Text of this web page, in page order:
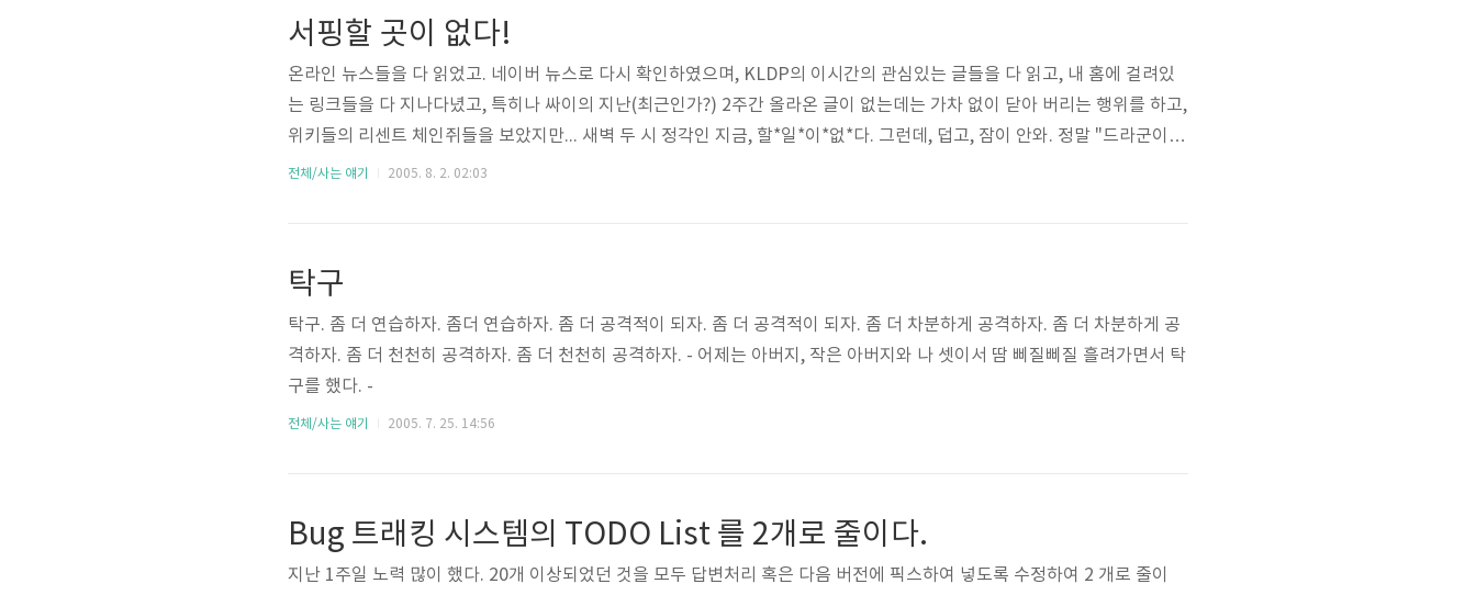
서핑할 곳이 없다!
온라인 뉴스들을 다 읽었고. 네이버 뉴스로 다시 확인하였으며, KLDP의 이시간의 관심있는 글들을 다 읽고, 내 홈에 걸려있
는 링크들을 다 지나다녔고, 특히나 싸이의 지난(최근인가?) 2주간 올라온 글이 없는데는 가차 없이 닫아 버리는 행위를 하고,
위키들의 리센트 체인쥐들을 보았지만... 새벽 두 시 정각인 지금, 할*일*이*없*다. 그런데, 덥고, 잠이 안와. 정말 "드라군이라
도 출동"®시켜야할까?
전체/사는 얘기 2005. 8. 2. 02:03
탁구
탁구. 좀 더 연습하자. 좀더 연습하자. 좀 더 공격적이 되자. 좀 더 공격적이 되자. 좀 더 차분하게 공격하자. 좀 더 차분하게 공
격하자. 좀 더 천천히 공격하자. 좀 더 천천히 공격하자. - 어제는 아버지, 작은 아버지와 나 셋이서 땀 삐질삐질 흘려가면서 탁
구를 했다. -
전체/사는 얘기 2005. 7. 25. 14:56
Bug 트래킹 시스템의 TODO List 를 2개로 줄이다.
지난 1주일 노력 많이 했다. 20개 이상되었던 것을 모두 답변처리 혹은 다음 버전에 픽스하여 넣도록 수정하여 2 개로 줄이